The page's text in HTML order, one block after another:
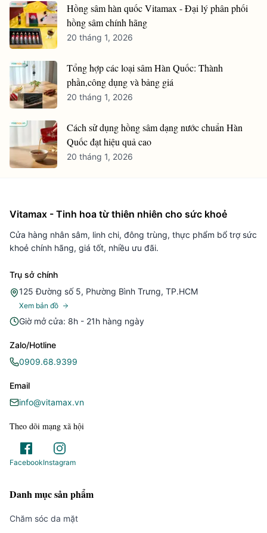
Hồng sâm hàn quốc Vitamax - Đại lý phân phối
hồng sâm chính hãng
20 tháng 1, 2026
Tổng hợp các loại sâm Hàn Quốc: Thành
phần,công dụng và bảng giá
20 tháng 1, 2026
Cách sử dụng hồng sâm dạng nước chuẩn Hàn
Quốc đạt hiệu quả cao
20 tháng 1, 2026
Vitamax - Tinh hoa từ thiên nhiên cho sức khoẻ
Cửa hàng nhân sâm, linh chi, đông trùng, thực phẩm bổ trợ sức
khoẻ chính hãng, giá tốt, nhiều ưu đãi.
Trụ sở chính
125 Đường số 5, Phường Bình Trưng, TP.HCM
Xem bản đồ
Giờ mở cửa: 8h - 21h hàng ngày
Zalo/Hotline
0909.68.9399
Email
info@vitamax.vn
Theo dõi mạng xã hội
FacebookInstagram
Danh mục sản phẩm
Chăm sóc da mặt